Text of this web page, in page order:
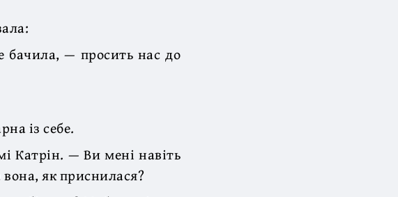
бачила, — просить нас до
із себе.
Катрін. — Ви мені навіть
як приснилася?